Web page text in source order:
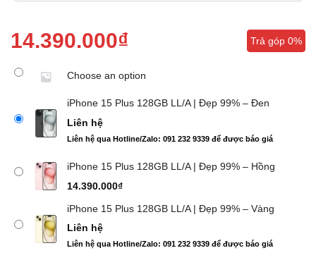
14.390.000₫ Trả góp 0%
Choose an option
iPhone 15 Plus 128GB LL/A | Đẹp 99% – Đen
Liên hệ
Liên hệ qua Hotline/Zalo: 091 232 9339 để được báo giá
iPhone 15 Plus 128GB LL/A | Đẹp 99% – Hồng
14.390.000₫
iPhone 15 Plus 128GB LL/A | Đẹp 99% – Vàng
Liên hệ
Liên hệ qua Hotline/Zalo: 091 232 9339 để được báo giá
Trả góp 0%
Trả góp 0%